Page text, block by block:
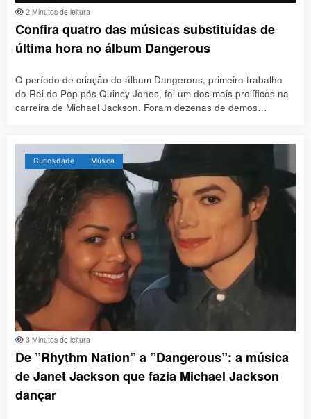
2 Minutos de leitura
Confira quatro das músicas substituídas de
última hora no álbum Dangerous
O período de criação do álbum Dangerous, primeiro trabalho
do Rei do Pop pós Quincy Jones, foi um dos mais prolíficos na
carreira de Michael Jackson. Foram dezenas de demos…
Curiosidade Música
3 Minutos de leitura
De ”Rhythm Nation” a ”Dangerous”: a música
de Janet Jackson que fazia Michael Jackson
dançar